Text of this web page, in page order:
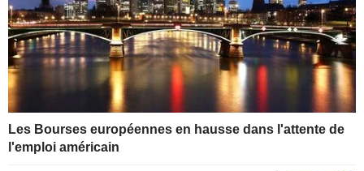
Les Bourses européennes en hausse dans l'attente de
l'emploi américain